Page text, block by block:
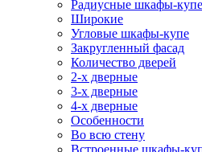
Радиусные шкафы-купе
Широкие
Угловые шкафы-купе
Закругленный фасад
Количество дверей
2-х дверные
3-х дверные
4-х дверные
Особенности
Во всю стену
Встроенные шкафы-